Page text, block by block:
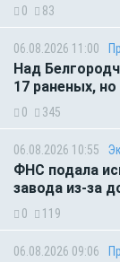
0 83
06.08.2026 11:00
Над
17 раненых,
0 345
06.08.2026 10:55
ФНС подала
завода из-за
0 119
06.08.2026 09:06